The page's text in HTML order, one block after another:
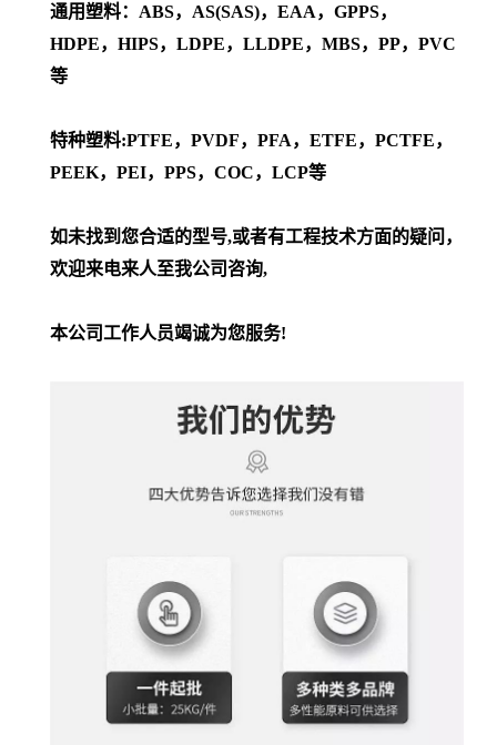
通用塑料：ABS，AS(SAS)，EAA，GPPS，
HDPE，HIPS，LDPE，LLDPE，MBS，PP，PVC
等
特种塑料:PTFE，PVDF，PFA，ETFE，PCTFE，
PEEK，PEI，PPS，COC，LCP等
如未找到您合适的型号,或者有工程技术方面的疑问，
欢迎来电来人至我公司咨询,
本公司工作人员竭诚为您服务!